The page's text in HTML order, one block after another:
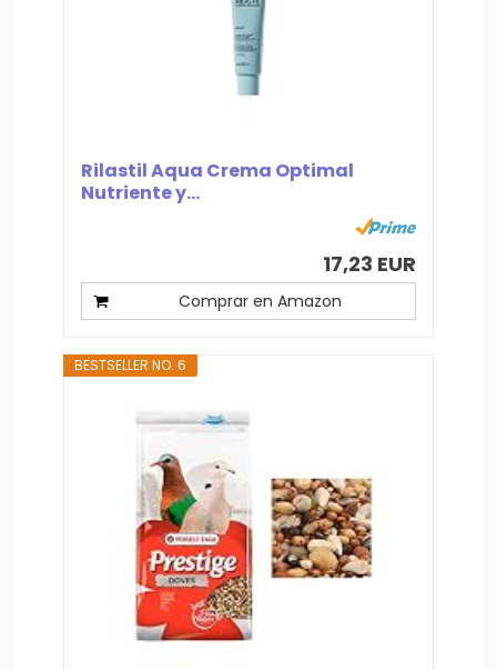
Rilastil Aqua Crema Optimal
Nutriente y...
17,23 EUR
Comprar en Amazon
BESTSELLER NO. 6